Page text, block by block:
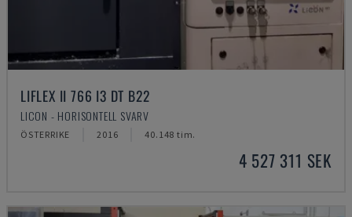
LIFLEX II 766 I3 DT B22
LICON - HORISONTELL SVARV
ÖSTERRIKE 2016 40.148 tim.
4 527 311 SEK